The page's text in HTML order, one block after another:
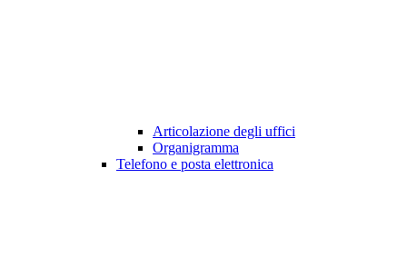
Articolazione degli uffici
Organigramma
Telefono e posta elettronica